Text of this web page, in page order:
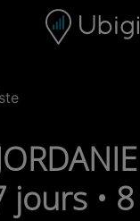
de navigation
jours •